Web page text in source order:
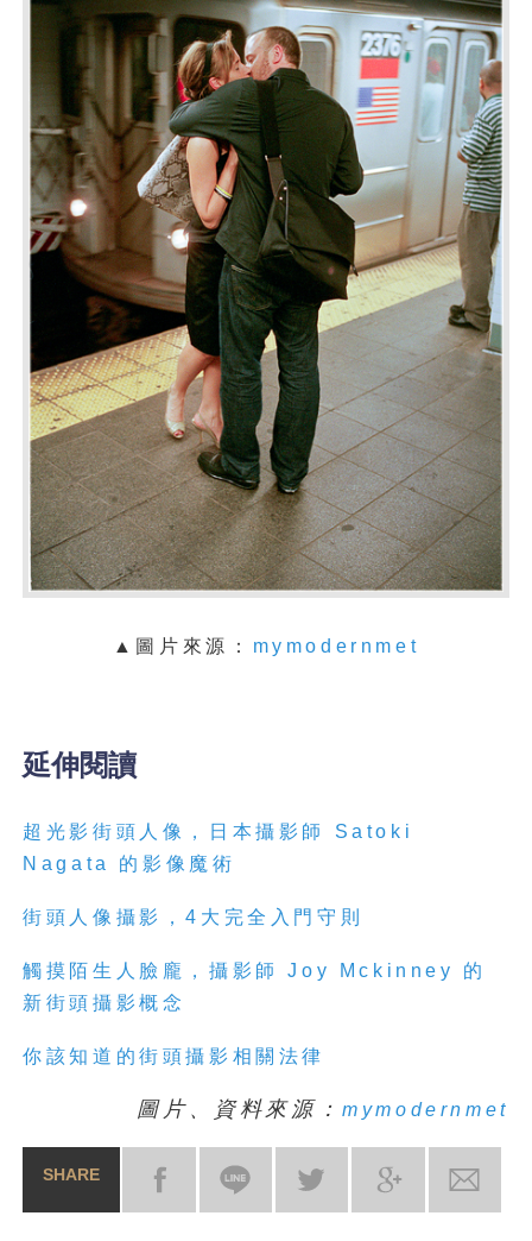
▲圖片來源： mymodernmet
延伸閱讀
超光影 街頭人像 ，日本攝影師
Satoki
Nagata 的影 像 魔術
街頭人像 攝影，4 大完全入門守則
觸摸陌生 人 臉龐，攝影師 Joy Mckinney 的
新 街頭 攝影概念
你該知道的街頭攝影相關法律
圖片、資料來源：mymodernmet
SHARE